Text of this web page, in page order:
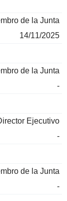
de la Junta
14/11/2025
de la Junta
-
Ejecutivo
-
de la Junta
-